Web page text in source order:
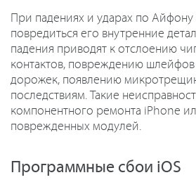
При падениях и ударах по
повредиться его внутренние
падения приводят к отслоению
контактов, повреждению
дорожек, появлению
последствиям. Такие
компонентного ремонта iPhone
поврежденных модулей.
Программные сбои iOS